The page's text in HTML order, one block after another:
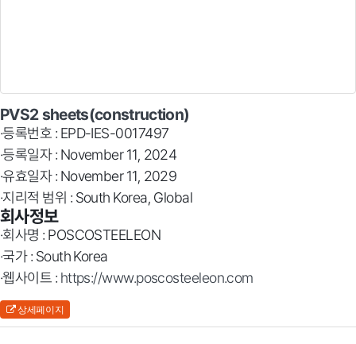
PVS2 sheets(construction)
·등록번호 : EPD-IES-0017497
·등록일자 : November 11, 2024
·유효일자 : November 11, 2029
·지리적 범위 : South Korea, Global
회사정보
·회사명 : POSCOSTEELEON
·국가 : South Korea
·웹사이트 : https://www.poscosteeleon.com
상세페이지